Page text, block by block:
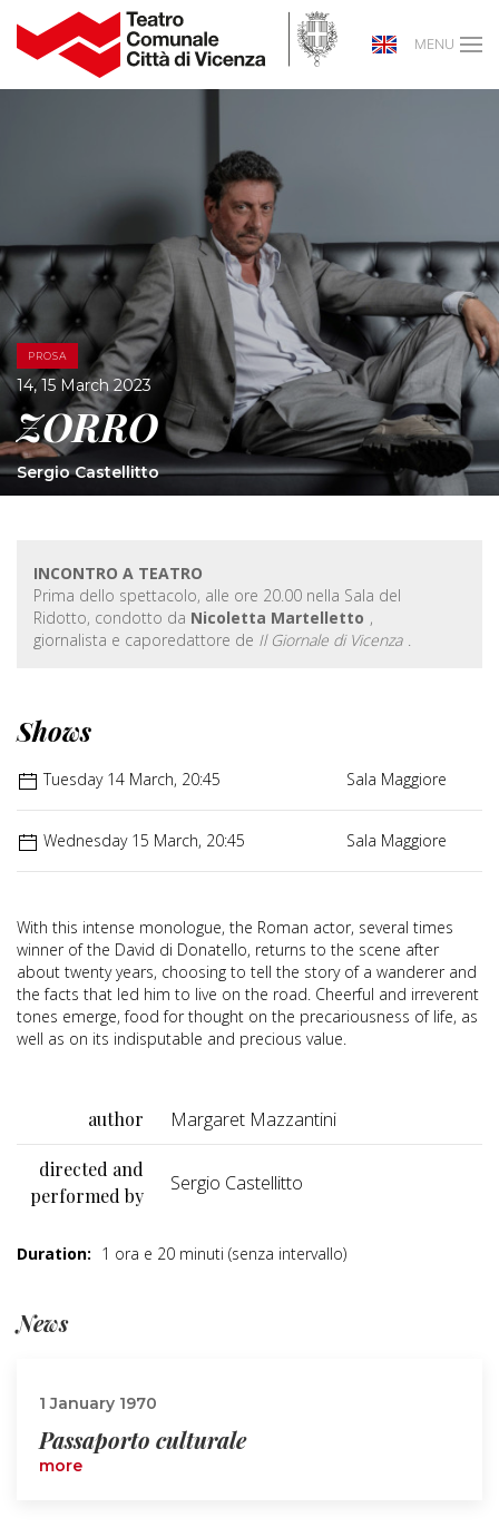
MENU
PROSA
14, 15 March 2023
ZORRO
Sergio Castellitto
INCONTRO A TEATRO
Prima dello spettacolo, alle ore 20.00 nella Sala del
Ridotto, condotto da Nicoletta Martelletto ,
giornalista e caporedattore de Il Giornale di Vicenza .
Shows
Tuesday 14 March, 20:45 Sala Maggiore
Wednesday 15 March, 20:45 Sala Maggiore
With this intense monologue, the Roman actor, several times
winner of the David di Donatello, returns to the scene after
about twenty years, choosing to tell the story of a wanderer and
the facts that led him to live on the road. Cheerful and irreverent
tones emerge, food for thought on the precariousness of life, as
well as on its indisputable and precious value.
author Margaret Mazzantini
directed and
performed by
Sergio Castellitto
Duration: 1 ora e 20 minuti (senza intervallo)
News
1 January 1970
Passaporto culturale
more